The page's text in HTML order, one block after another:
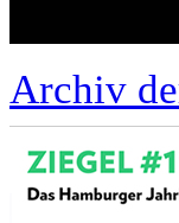
Archiv